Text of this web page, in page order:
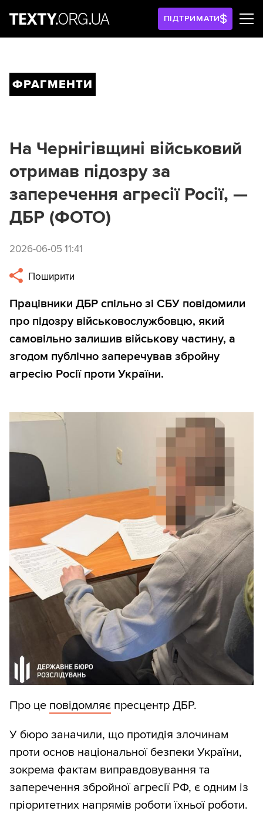
ПІДТРИМАТИ
ФРАГМЕНТИ
На Чернігівщині військовий
отримав підозру за
заперечення агресії Росії, —
ДБР (ФОТО)
2026-06-05 11:41
Поширити
Працівники ДБР спільно зі СБУ повідомили
про підозру військовослужбовцю, який
самовільно залишив військову частину, а
згодом публічно заперечував збройну
агресію Росії проти України.
Про це повідомляє пресцентр ДБР.
У бюро заначили, що протидія злочинам
проти основ національної безпеки України,
зокрема фактам виправдовування та
заперечення збройної агресії РФ, є одним із
пріоритетних напрямів роботи їхньої роботи.